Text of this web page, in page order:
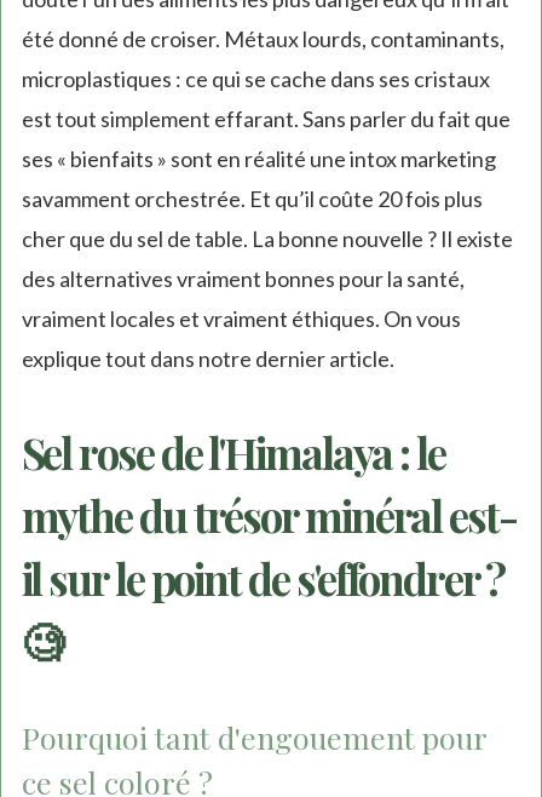
été donné de croiser. Métaux lourds, contaminants,
microplastiques : ce qui se cache dans ses cristaux
est tout simplement effarant. Sans parler du fait que
ses « bienfaits » sont en réalité une intox marketing
savamment orchestrée. Et qu’il coûte 20 fois plus
cher que du sel de table. La bonne nouvelle ? Il existe
des alternatives vraiment bonnes pour la santé,
vraiment locales et vraiment éthiques. On vous
explique tout dans notre dernier article.
Sel rose de l'Himalaya : le
mythe du trésor minéral est-
il sur le point de s'effondrer ?
🧐
Pourquoi tant d'engouement pour
ce sel coloré ?